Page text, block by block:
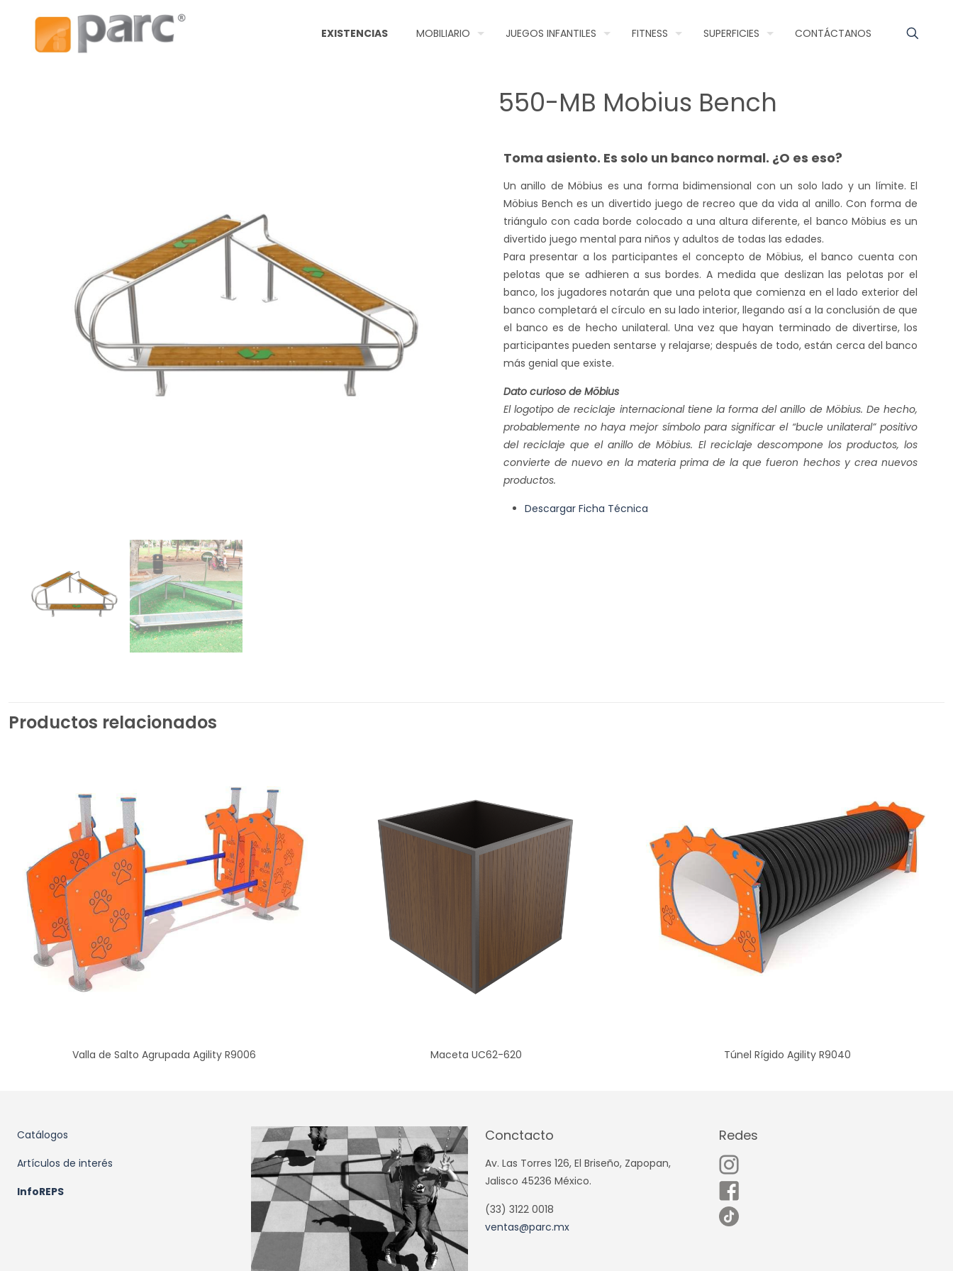
EXISTENCIAS MOBILIARIO JUEGOS INFANTILES FITNESS SUPERFICIES CONTÁCTANOS
550-MB Mobius Bench
Toma asiento. Es solo un banco normal. ¿O es eso?
Un anillo de Möbius es una forma bidimensional con un solo lado y un límite. El
Möbius Bench es un divertido juego de recreo que da vida al anillo. Con forma de
triángulo con cada borde colocado a una altura diferente, el banco Möbius es un
divertido juego mental para niños y adultos de todas las edades.
Para presentar a los participantes el concepto de Möbius, el banco cuenta con
pelotas que se adhieren a sus bordes. A medida que deslizan las pelotas por el
banco, los jugadores notarán que una pelota que comienza en el lado exterior del
banco completará el círculo en su lado interior, llegando así a la conclusión de que
el banco es de hecho unilateral. Una vez que hayan terminado de divertirse, los
participantes pueden sentarse y relajarse; después de todo, están cerca del banco
más genial que existe.
Dato curioso de Möbius
El logotipo de reciclaje internacional tiene la forma del anillo de Möbius. De hecho,
probablemente no haya mejor símbolo para significar el “bucle unilateral” positivo
del reciclaje que el anillo de Möbius. El reciclaje descompone los productos, los
convierte de nuevo en la materia prima de la que fueron hechos y crea nuevos
productos.
Descargar Ficha Técnica
Productos relacionados
Valla de Salto Agrupada Agility R9006 Maceta UC62-620 Túnel Rígido Agility R9040
Catálogos
Artículos de interés
InfoREPS
Conctacto
Av. Las Torres 126, El Briseño, Zapopan,
Jalisco 45236 México.
(33) 3122 0018
ventas@parc.mx
Redes